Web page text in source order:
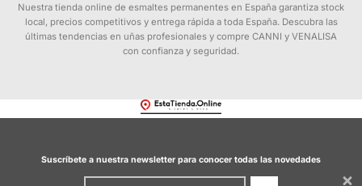
Suscríbete a nuestra newsletter para conocer todas las novedades
Nuestra tienda online de esmaltes permanentes en España garantiza stock
local, precios competitivos y entrega rápida a toda España. Descubra las
últimas tendencias en uñas profesionales y compre CANNI y VENALISA
con confianza y seguridad.